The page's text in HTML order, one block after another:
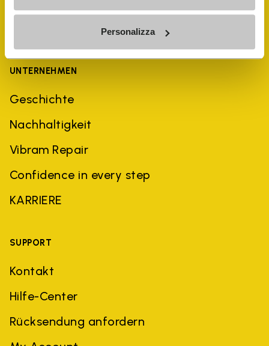
Personalizza
UNTERNEHMEN
Geschichte
Nachhaltigkeit
Vibram Repair
Confidence in every step
KARRIERE
SUPPORT
Kontakt
Hilfe-Center
Rücksendung anfordern